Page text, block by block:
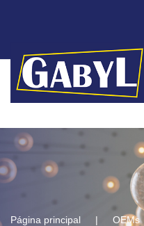
Página principal OEMs